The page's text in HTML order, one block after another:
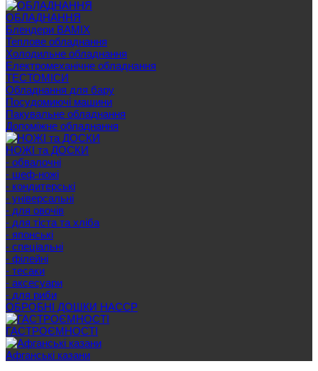
ОБЛАДНАННЯ
Блендери BAMIX
Теплове обладнання
Холодильне обладнання
Електромеханічне обладнання
ТЕСТОМІСИ
Обладнання для бару
Посудомиючі машини
Пакувальне обладнання
Допоміжне обладнання
НОЖІ та ДОСКИ
- обвалочні
- шеф-ножі
- кондитерські
- універсальні
- для овочів
- для тіста та хліба
- японські
- спеціальні
- філейні
- тесаки
- аксесуари
- для риби
ОБРОБНІ ДОШКИ HACCP
ГАСТРОЄМНОСТІ
Афганські казани